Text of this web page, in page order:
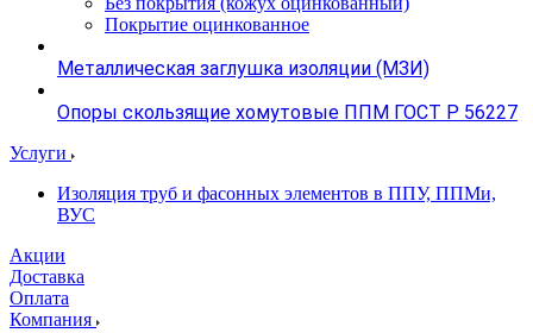
Покрытие оцинкованное
Металлическая заглушка изоляции (МЗИ)
Опоры скользящие хомутовые ППМ ГОСТ Р 56227
Услуги
Изоляция труб и фасонных элементов в ППУ, ППМи,
ВУС
Акции
Доставка
Оплата
Компания